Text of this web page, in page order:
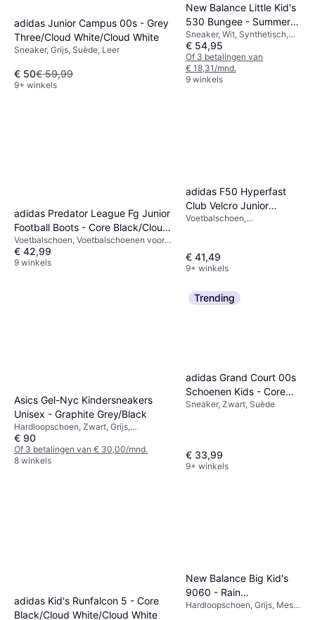
adidas Junior Campus 00s - Grey
Three/Cloud White/Cloud White
Sneaker, Grijs, Suède, Leer
€ 50€ 59,99
9+ winkels
New Balance Little Kid's
530 Bungee - Summer
Fog/Nimbus Cloud/Navy
Sneaker, Wit, Synthetisch,
Mesh
€ 54,95
Of 3 betalingen van
€ 18,31/mnd.
9 winkels
adidas Predator League Fg Junior
Football Boots - Core Black/Cloud
White/Lucid Red
Voetbalschoen, Voetbalschoenen voor
harde ondergrond, Wit, Zwart, Rood,
Mesh, Textiel, Synthetisch
€ 42,99
9 winkels
adidas F50 Hyperfast
Club Velcro Junior
Football Boots - Wit
Voetbalschoen,
voor harde ondergrond,
Blauw, Roze, Paars, Wit,
Multikleur, Synthetisch, Leer,
€ 41,49
9+ winkels
Asics Gel-Nyc Kindersneakers
Unisex - Graphite Grey/Black
Hardloopschoen, Zwart, Grijs,
Synthetisch, Leer, Mesh
€ 90
Of 3 betalingen van € 30,00/mnd.
8 winkels
Trending
adidas Grand Court 00s
Schoenen Kids - Core
Black/Off White/Gum
Sneaker, Zwart, Suède
€ 33,99
9+ winkels
adidas Kid's Runfalcon 5 - Core
Black/Cloud White/Cloud White
New Balance Big Kid's
9060 - Rain
Cloud/Castlerock
Hardloopschoen, Grijs, Mesh,